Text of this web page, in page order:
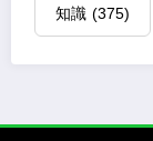
知識 (375)